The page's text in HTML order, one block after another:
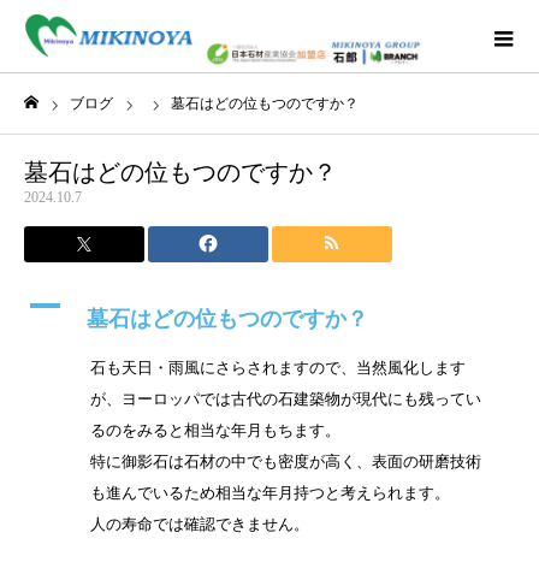
ブログ 墓石はどの位もつのですか？
墓石はどの位もつのですか？
2024.10.7
A 墓石はどの位もつのですか？
石も天日・雨風にさらされますので、当然風化します
が、ヨーロッパでは古代の石建築物が現代にも残ってい
るのをみると相当な年月もちます。
特に御影石は石材の中でも密度が高く、表面の研磨技術
も進んでいるため相当な年月持つと考えられます。
人の寿命では確認できません。